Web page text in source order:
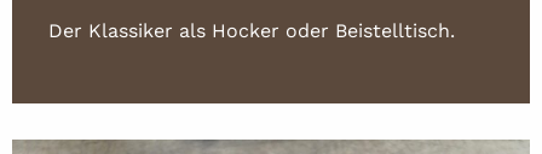
Der Klassiker als Hocker oder Beistelltisch.